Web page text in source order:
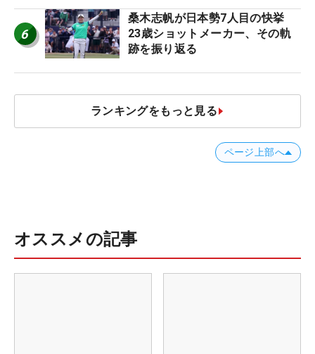
6
桑木志帆が日本勢7人目の快挙
23歳ショットメーカー、その軌
跡を振り返る
ランキングをもっと見る
ページ上部へ
オススメの記事